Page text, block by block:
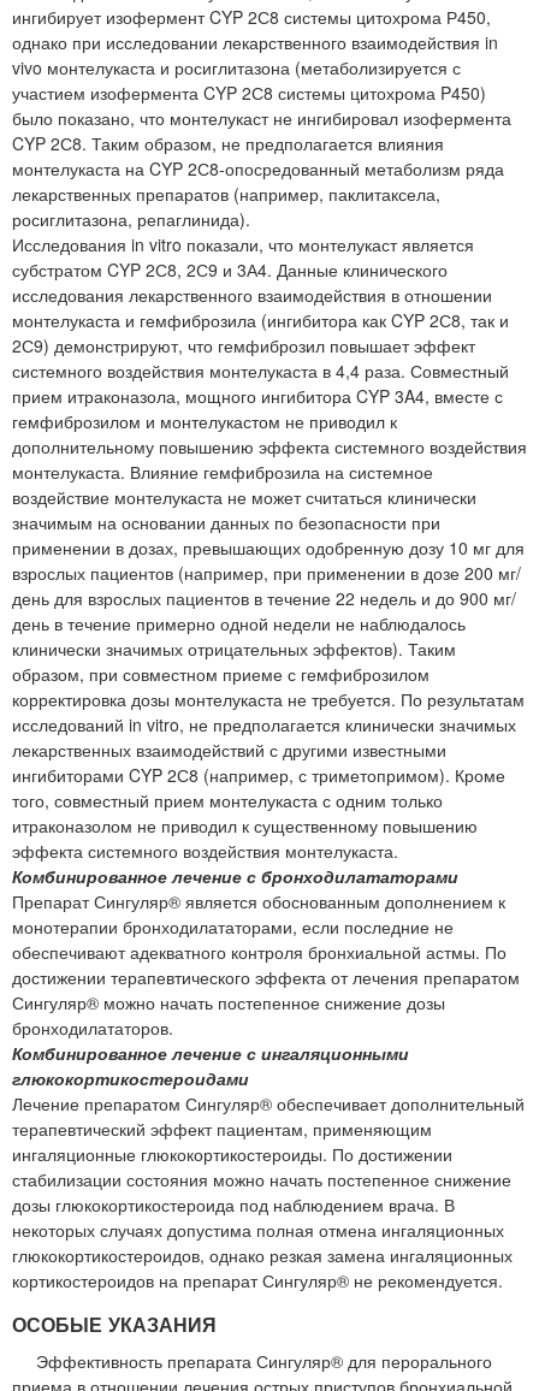
ингибирует изофермент CYP 2С8 системы цитохрома Р450,
однако при исследовании лекарственного взаимодействия in
vivo монтелукаста и росиглитазона (метаболизируется с
участием изофермента CYP 2С8 системы цитохрома P450)
было показано, что монтелукаст не ингибировал изофермента
CYP 2С8. Таким образом, не предполагается влияния
монтелукаста на CYP 2С8-опосредованный метаболизм ряда
лекарственных препаратов (например, паклитаксела,
росиглитазона, репаглинида).
Исследования in vitro показали, что монтелукаст является
субстратом CYP 2С8, 2С9 и 3А4. Данные клинического
исследования лекарственного взаимодействия в отношении
монтелукаста и гемфиброзила (ингибитора как CYP 2С8, так и
2С9) демонстрируют, что гемфиброзил повышает эффект
системного воздействия монтелукаста в 4,4 раза. Совместный
прием итраконазола, мощного ингибитора CYP 3A4, вместе с
гемфиброзилом и монтелукастом не приводил к
дополнительному повышению эффекта системного воздействия
монтелукаста. Влияние гемфиброзила на системное
воздействие монтелукаста не может считаться клинически
значимым на основании данных по безопасности при
применении в дозах, превышающих одобренную дозу 10 мг для
взрослых пациентов (например, при применении в дозе 200 мг/
день для взрослых пациентов в течение 22 недель и до 900 мг/
день в течение примерно одной недели не наблюдалось
клинически значимых отрицательных эффектов). Таким
образом, при совместном приеме с гемфиброзилом
корректировка дозы монтелукаста не требуется. По результатам
исследований in vitro, не предполагается клинически значимых
лекарственных взаимодействий с другими известными
ингибиторами CYP 2С8 (например, с триметопримом). Кроме
того, совместный прием монтелукаста с одним только
итраконазолом не приводил к существенному повышению
эффекта системного воздействия монтелукаста.
Комбинированное лечение с бронходилататорами
Препарат Сингуляр® является обоснованным дополнением к
монотерапии бронходилататорами, если последние не
обеспечивают адекватного контроля бронхиальной астмы. По
достижении терапевтического эффекта от лечения препаратом
Сингуляр® можно начать постепенное снижение дозы
бронходилататоров.
Комбинированное лечение с ингаляционными
глюкокортикостероидами
Лечение препаратом Сингуляр® обеспечивает дополнительный
терапевтический эффект пациентам, применяющим
ингаляционные глюкокортикостероиды. По достижении
стабилизации состояния можно начать постепенное снижение
дозы глюкокортикостероида под наблюдением врача. В
некоторых случаях допустима полная отмена ингаляционных
глюкокортикостероидов, однако резкая замена ингаляционных
кортикостероидов на препарат Сингуляр® не рекомендуется.
ОСОБЫЕ УКАЗАНИЯ
Эффективность препарата Сингуляр® для перорального